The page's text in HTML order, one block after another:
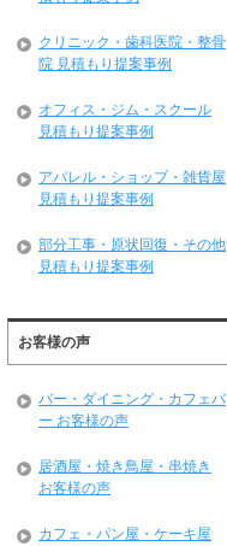
クリニック・歯科医院・整骨
院 見積もり提案事例
オフィス・ジム・スクール
見積もり提案事例
アパレル・ショップ・雑貨屋
見積もり提案事例
部分工事・原状回復・その他
見積もり提案事例
お客様の声
バー・ダイニング・カフェバ
ー お客様の声
居酒屋・焼き鳥屋・串焼き
お客様の声
カフェ・パン屋・ケーキ屋